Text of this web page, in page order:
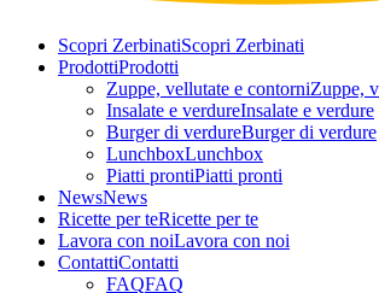
Scopri ZerbinatiScopri Zerbinati
ProdottiProdotti
Zuppe, vellutate e contorniZuppe,
Insalate e verdureInsalate e verdure
Burger di verdureBurger di verdure
LunchboxLunchbox
Piatti prontiPiatti pronti
NewsNews
Ricette per teRicette per te
Lavora con noiLavora con noi
ContattiContatti
FAQFAQ